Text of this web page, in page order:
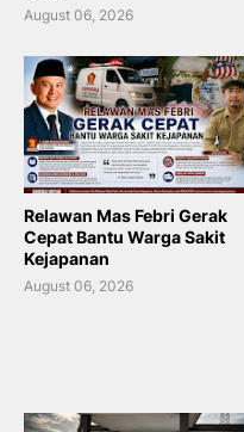
August 06, 2026
Relawan Mas Febri Gerak
Cepat Bantu Warga Sakit
Kejapanan
August 06, 2026